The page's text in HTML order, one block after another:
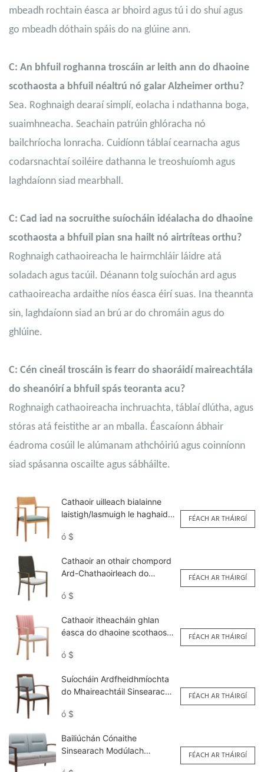
mbeadh rochtain éasca ar bhoird agus tú i do shuí agus
go mbeadh dóthain spáis do na glúine ann.
C: An bhfuil roghanna troscáin ar leith ann do dhaoine
scothaosta a bhfuil néaltrú nó galar Alzheimer orthu?
Sea. Roghnaigh dearaí simplí, eolacha i ndathanna boga,
suaimhneacha. Seachain patrúin ghlóracha nó
bailchríocha lonracha. Cuidíonn táblaí cearnacha agus
codarsnachtaí soiléire dathanna le treoshuíomh agus
laghdaíonn siad mearbhall.
C: Cad iad na socruithe suíocháin idéalacha do dhaoine
scothaosta a bhfuil pian sna hailt nó airtríteas orthu?
Roghnaigh cathaoireacha le hairmchláir láidre atá
soladach agus tacúil. Déanann tolg suíochán ard agus
cathaoireacha ardaithe níos éasca éirí suas. Ina theannta
sin, laghdaíonn siad an brú ar do chromáin agus do
ghlúine.
C: Cén cineál troscáin is fearr do shaoráidí maireachtála
do sheanóirí a bhfuil spás teoranta acu?
Roghnaigh cathaoireacha inchruachta, táblaí dlútha, agus
stóras atá feistithe ar an mballa. Éascaíonn ábhair
éadroma cosúil le alúmanam athchóiriú agus coinníonn
siad spásanna oscailte agus sábháilte.
Cathaoir uilleach bialainne
laistigh/lasmuigh le haghaidh
Yumeya
ó $
FÉACH AR THÁIRGÍ
Cathaoir an othair chompord
Ard-Chathaoirleach do
YW5710-P Yumeya
ó $
FÉACH AR THÁIRGÍ
Cathaoir itheacháin ghlan
éasca do dhaoine scothaosta
ó $
FÉACH AR THÁIRGÍ
Suíocháin Ardfheidhmíochta
do Mhaireachtáil Sinsearach
Itheacháin YW5739 Yumeya
ó $
FÉACH AR THÁIRGÍ
Bailiúchán Cónaithe
Sinsearach Modúlach
FÉACH AR THÁIRGÍ